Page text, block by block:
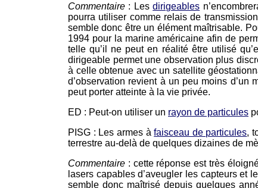
Commentaire : Lesdirigeables
pourra utiliser comme relais de
semble donc être un élément maîtrisable.
1994 pour la marine américaine afin de
telle qu’il ne peut en réalité être utilisé
dirigeable permet une observation plus
à celle obtenue avec un satellite
d’observation revient à un peu moins
peut porter atteinte à la vie privée.
ED : Peut-on utiliser un rayon de particules
PISG : Les armes àfaisceau de particules,
terrestre au-delà de quelques dizaines de
Commentaire : cette réponse est très
lasers capables d’aveugler les capteurs et
semble donc maîtrisé depuis quelques